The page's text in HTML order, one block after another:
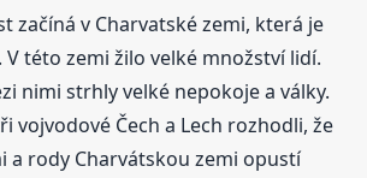
začíná v Charvatské zemi, která je
V této zemi žilo velké množství lidí.
nimi strhly velké nepokoje a války.
vojvodové Čech a Lech rozhodli, že
a rody Charvátskou zemi opustí